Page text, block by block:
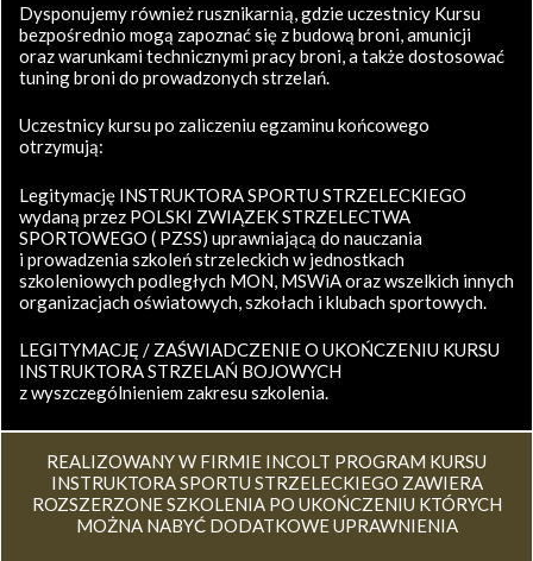
Dysponujemy również rusznikarnią, gdzie uczestnicy Kursu
bezpośrednio mogą zapoznać się z budową broni, amunicji
oraz warunkami technicznymi pracy broni, a także dostosować
tuning broni do prowadzonych strzelań.
Uczestnicy kursu po zaliczeniu egzaminu końcowego
otrzymują:
Legitymację INSTRUKTORA SPORTU STRZELECKIEGO
wydaną przez POLSKI ZWIĄZEK STRZELECTWA
SPORTOWEGO ( PZSS) uprawniającą do nauczania
i prowadzenia szkoleń strzeleckich w jednostkach
szkoleniowych podległych MON, MSWiA oraz wszelkich innych
organizacjach oświatowych, szkołach i klubach sportowych.
LEGITYMACJĘ / ZAŚWIADCZENIE O UKOŃCZENIU KURSU
INSTRUKTORA STRZELAŃ BOJOWYCH
z wyszczególnieniem zakresu szkolenia.
REALIZOWANY W FIRMIE INCOLT PROGRAM KURSU
INSTRUKTORA SPORTU STRZELECKIEGO ZAWIERA
ROZSZERZONE SZKOLENIA PO UKOŃCZENIU KTÓRYCH
MOŻNA NABYĆ DODATKOWE UPRAWNIENIA